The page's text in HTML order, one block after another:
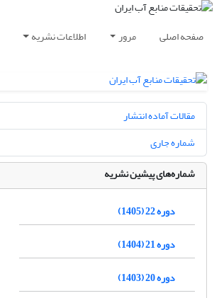
صفحه اصلی مرور اطلاعات نشریه
مقالات آماده انتشار
شماره جاری
شماره‌های پیشین نشریه
دوره 22 (1405)
دوره 21 (1404)
دوره 20 (1403)